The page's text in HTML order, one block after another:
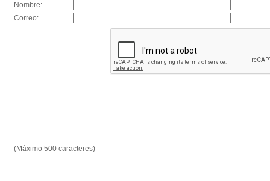
Nombre:
Correo:
(Máximo 500 caracteres)